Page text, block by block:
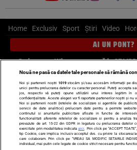
Home Exclusiv Sport Știri Video
AI UN PONT?
Scrie-ne pe Whatsapp, sună la
Știri interne Știri
Ultimele stiri
Diete Insula Iubirii
Horoscop
Echipa editorială
Termeni si condiții
Nouă ne pasă ca datele tale personale să rămână
Noi și partenerii noștri 1019stocăm și/sau accesăm informații pe
unici pentru prelucrarea datelor cu caracter personal. Puteți accepta
jos, respectiv vă puteți opune utilizării unui interes legitim în
confidențialitate. Aceste alegeri vor fi raportate partenerilor noștri și nu
Noi si partenerii nostri (retelele de socializare si agentiile de
servicii de date analitice) prelucram date pentru a permite
continutul si anunturile publicitare afisate in functie de
functionalitati aferente retelelor de socializare si pentru a analiza
prevazute de art. 15-22 din GDPR in legatura cu prelucrarea datelor
exercitate prin modalitatea indicataaici . Prin click pe “ACCEPT
tip Cookie, care implica inclusiv acceptul dvs. cu privire la stocarea/
care colaboram. Prin click pe “VREAU SA MODIFIC SETARILE
individual, mai putin cele legate de cookie strict necesare pentru